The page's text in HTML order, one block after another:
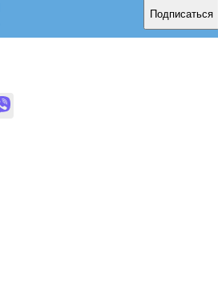
Подписаться